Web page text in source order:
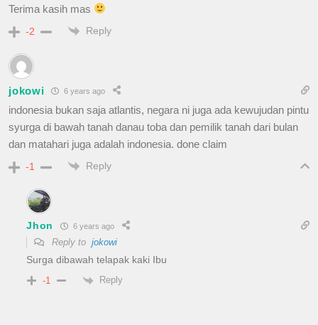
Terima kasih mas
-2 Reply
jokowi 6 years ago
indonesia bukan saja atlantis, negara ni juga ada kewujudan pintu
syurga di bawah tanah danau toba dan pemilik tanah dari bulan
dan matahari juga adalah indonesia. done claim
-1 Reply
Jhon 6 years ago
Reply tojokowi
Surga dibawah telapak kaki Ibu
-1 Reply